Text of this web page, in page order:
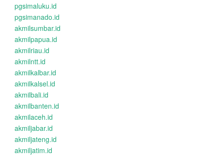
pgsimaluku.id
pgsimanado.id
akmilsumbar.id
akmilpapua.id
akmilriau.id
akmilntt.id
akmilkalbar.id
akmilkalsel.id
akmilbali.id
akmilbanten.id
akmilaceh.id
akmiljabar.id
akmiljateng.id
akmiljatim.id